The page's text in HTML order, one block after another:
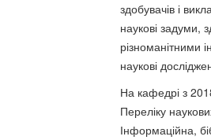
здобувачів і
наукові задуми,
різноманітними
наукові
На кафедрі з
Переліку
Інформаційна,